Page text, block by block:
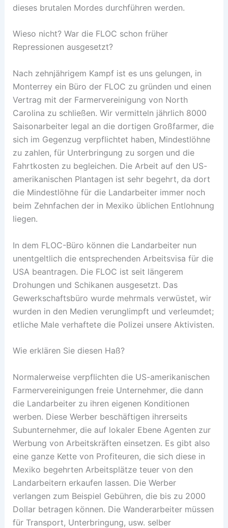
dieses brutalen Mordes durchführen werden.
Wieso nicht? War die FLOC schon früher
Repressionen ausgesetzt?
Nach zehnjährigem Kampf ist es uns gelungen, in
Monterrey ein Büro der FLOC zu gründen und einen
Vertrag mit der Farmervereinigung von North
Carolina zu schließen. Wir vermitteln jährlich 8000
Saisonarbeiter legal an die dortigen Großfarmer, die
sich im Gegenzug verpflichtet haben, Mindestlöhne
zu zahlen, für Unterbringung zu sorgen und die
Fahrtkosten zu begleichen. Die Arbeit auf den US-
amerikanischen Plantagen ist sehr begehrt, da dort
die Mindestlöhne für die Landarbeiter immer noch
beim Zehnfachen der in Mexiko üblichen Entlohnung
liegen.
In dem FLOC-Büro können die Landarbeiter nun
unentgeltlich die entsprechenden Arbeitsvisa für die
USA beantragen. Die FLOC ist seit längerem
Drohungen und Schikanen ausgesetzt. Das
Gewerkschaftsbüro wurde mehrmals verwüstet, wir
wurden in den Medien verunglimpft und verleumdet;
etliche Male verhaftete die Polizei unsere Aktivisten.
Wie erklären Sie diesen Haß?
Normalerweise verpflichten die US-amerikanischen
Farmervereinigungen freie Unternehmer, die dann
die Landarbeiter zu ihren eigenen Konditionen
werben. Diese Werber beschäftigen ihrerseits
Subunternehmer, die auf lokaler Ebene Agenten zur
Werbung von Arbeitskräften einsetzen. Es gibt also
eine ganze Kette von Profiteuren, die sich diese in
Mexiko begehrten Arbeitsplätze teuer von den
Landarbeitern erkaufen lassen. Die Werber
verlangen zum Beispiel Gebühren, die bis zu 2000
Dollar betragen können. Die Wanderarbeiter müssen
für Transport, Unterbringung, usw. selber